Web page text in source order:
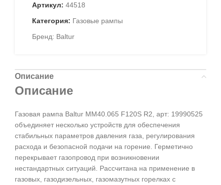
Артикул: 44518
Категория: Газовые рампы
Бренд: Baltur
Описание
Описание
Газовая рампа Baltur MM40.065 F120S R2, арт: 19990525
объединяет несколько устройств для обеспечения
стабильных параметров давления газа, регулирования
расхода и безопасной подачи на горение. Герметично
перекрывает газопровод при возникновении
нестандартных ситуаций. Рассчитана на применение в
газовых, газодизельных, газомазутных горелках с